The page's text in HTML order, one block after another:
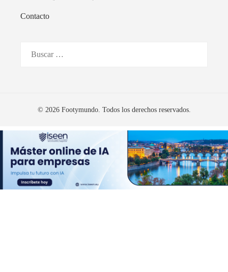
Contacto
© 2026 Footymundo. Todos los derechos reservados.